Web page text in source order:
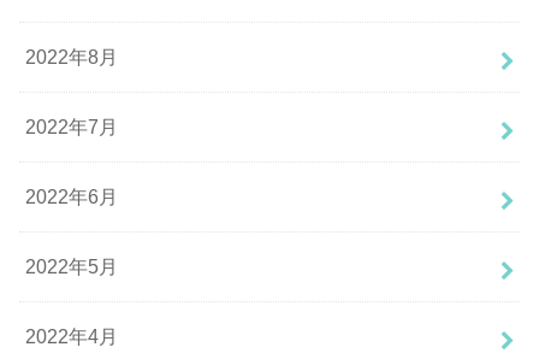
2022年8月
2022年7月
2022年6月
2022年5月
2022年4月